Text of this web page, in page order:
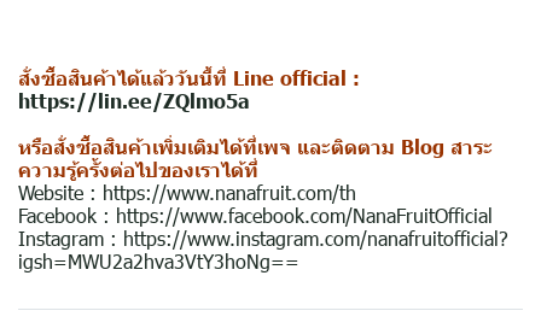
สั่งซื้อสินค้าได้แล้ววันนี้ที่ Line official :
https://lin.ee/ZQlmo5a
หรือสั่งซื้อสินค้าเพิ่มเติมได้ที่เพจ และติดตาม Blog สาระ
ความรู้ครั้งต่อไปของเราได้ที่
Website : https://www.nanafruit.com/th
Facebook : https://www.facebook.com/NanaFruitOfficial
Instagram : https://www.instagram.com/nanafruitofficial?
igsh=MWU2a2hva3VtY3hoNg==